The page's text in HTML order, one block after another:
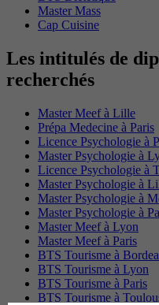
Master Mass
Cap Cuisine
Les intitulés de
recherchés
Master Meef à Lille
Prépa Medecine à Paris
Licence Psychologie à
Master Psychologie à
Licence Psychologie à
Master Psychologie à
Master Psychologie à
Master Psychologie à
Master Meef à Lyon
Master Meef à Paris
BTS Tourisme à
BTS Tourisme à Lyon
BTS Tourisme à Paris
BTS Tourisme à